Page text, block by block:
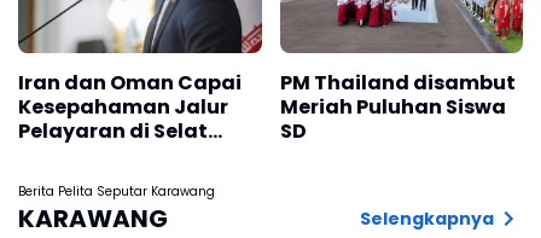
Iran dan Oman Capai
Kesepahaman Jalur
Pelayaran di Selat
PM Thailand disambut
Meriah Puluhan Siswa
SD
Berita Pelita Seputar Karawang
KARAWANG Selengkapnya